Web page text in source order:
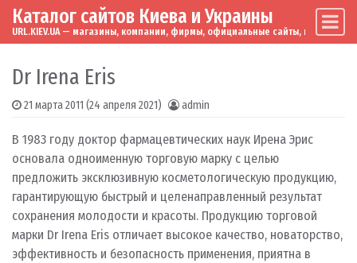
Skip to content
Main Navigation
Каталог сайтов Киева и Украины
URL.KIEV.UA — магазины, компании, фирмы, официальные сайты, мировые
Dr Irena Eris
21 марта 2011 (24 апреля 2021) admin
В 1983 году доктор фармацевтических наук Ирена Эрис
основала одноименную торговую марку с целью
предложить эксклюзивную косметологическую продукцию,
гарантирующую быстрый и целенаправленный результат
сохранения молодости и красоты. Продукцию торговой
марки Dr Irena Eris отличает высокое качество, новаторство,
эффективность и безопасность применения, приятна в